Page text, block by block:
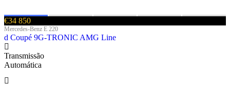
€34 850
Mercedes-Benz E 220
d Coupé 9G-TRONIC AMG Line
Transmissão
Automática